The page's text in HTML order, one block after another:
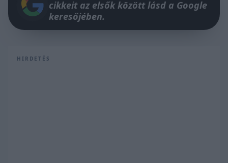
cikkeit az elsők között lásd a Google
keresőjében.
HIRDETÉS